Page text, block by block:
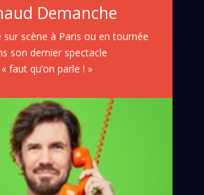
Demanche
sur scène à Paris ou en tournée
son dernier spectacle
« faut qu’on parle ! »